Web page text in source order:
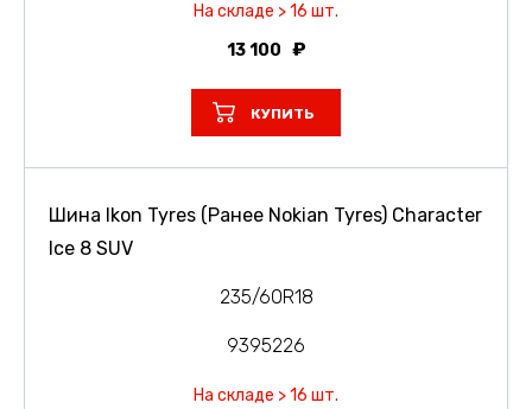
На складе > 16 шт.
13 100
КУПИТЬ
Шина Ikon Tyres (Ранее Nokian Tyres) Character
Ice 8 SUV
235/60R18
9395226
На складе > 16 шт.